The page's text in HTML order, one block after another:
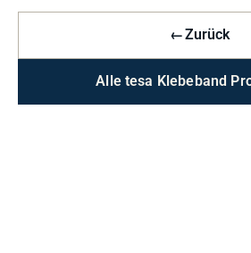
←Zurück
Alle tesa Klebeband